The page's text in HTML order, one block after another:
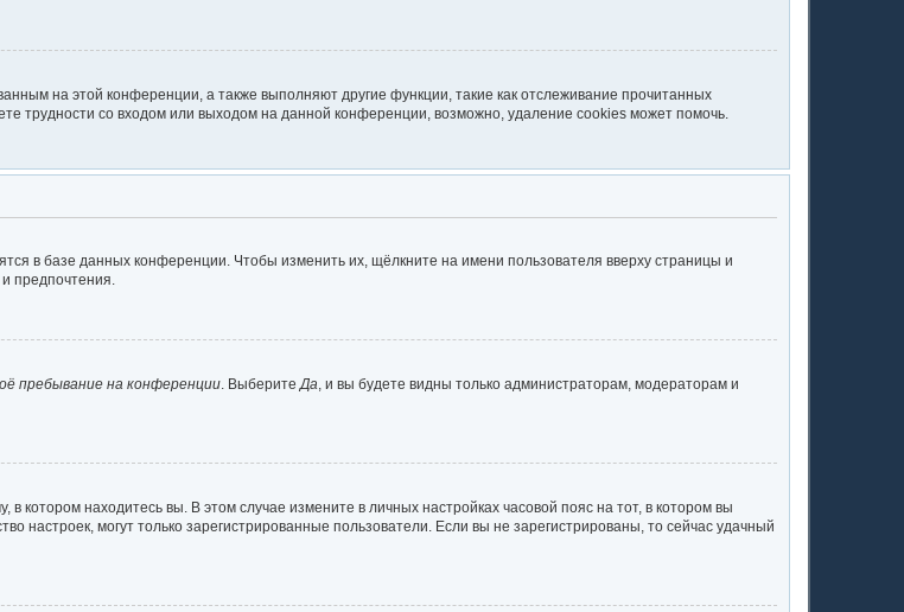
на этой конференции, а также выполняют другие функции, такие как отслеживание прочитанных
трудности со входом или выходом на данной конференции, возможно, удаление cookies может помочь.
в базе данных конференции. Чтобы изменить их, щёлкните на имени пользователя вверху страницы и
предпочтения.
пребывание на конференции . Выберите Да , и вы будете видны только администраторам, модераторам и
котором находитесь вы. В этом случае измените в личных настройках часовой пояс на тот, в котором вы
настроек, могут только зарегистрированные пользователи. Если вы не зарегистрированы, то сейчас удачный